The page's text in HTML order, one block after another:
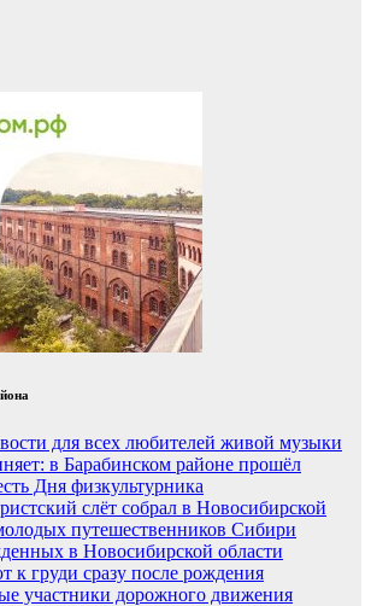
для всех любителей живой музыки
в Барабинском районе прошёл
Дня физкультурника
слёт собрал в Новосибирской
путешественников Сибири
в Новосибирской области
к груди сразу после рождения
участники дорожного движения